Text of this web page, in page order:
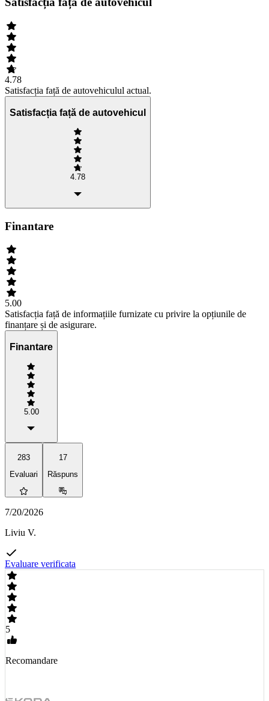
4.78
Satisfacția față de autovehiculul actual.
Satisfacția față de autovehicul
4.78
Finantare
5.00
Satisfacția față de informațiile furnizate cu privire la opțiunile de
finanțare și de asigurare.
Finantare
5.00
283
Evaluari
17
Răspuns
7/20/2026
Liviu V.
Evaluare verificata
5
Recomandare